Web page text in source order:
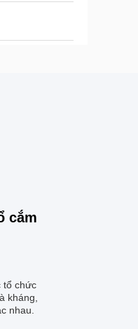
cắm
tổ chức
kháng,
nhau.